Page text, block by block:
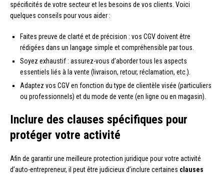
spécificités de votre secteur et les besoins de vos clients. Voici
quelques conseils pour vous aider :
Faites preuve de clarté et de précision : vos CGV doivent être
rédigées dans un langage simple et compréhensible par tous.
Soyez exhaustif : assurez-vous d’aborder tous les aspects
essentiels liés à la vente (livraison, retour, réclamation, etc.).
Adaptez vos CGV en fonction du type de clientèle visée (particuliers
ou professionnels) et du mode de vente (en ligne ou en magasin).
Inclure des clauses spécifiques pour
protéger votre activité
Afin de garantir une meilleure protection juridique pour votre activité
d’auto-entrepreneur, il peut être judicieux d’inclure certaines clauses